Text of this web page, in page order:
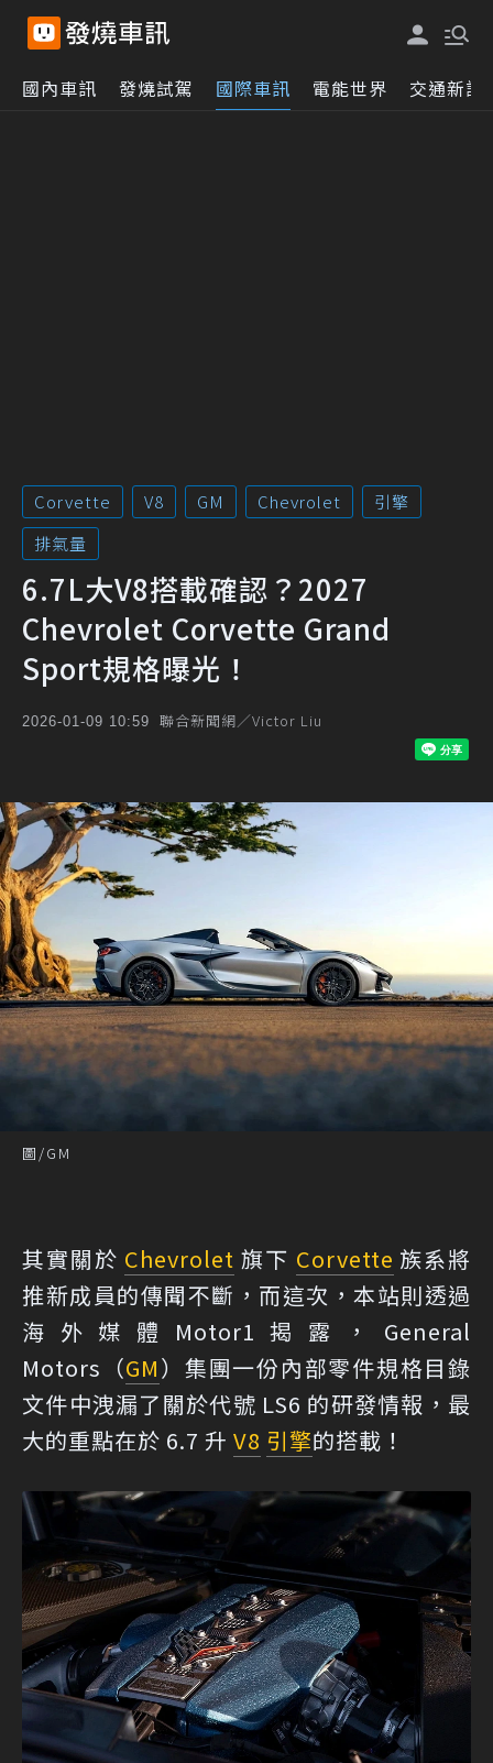
國內車訊 發燒試駕 國際車訊 電能世界 交通新訊
Corvette V8 GM Chevrolet
引擎
排氣量
6.7L大V8搭載確認？2027
Chevrolet Corvette Grand
Sport規格曝光！
2026-01-09 10:59 聯合新聞網／Victor Liu
圖/GM
其實關於 Chevrolet 旗下 Corvette 族系將
推新成員的傳聞不斷，而這次，本站則透過
海外媒體 Motor1 揭露，General
Motors（GM）集團一份內部零件規格目錄
文件中洩漏了關於代號 LS6 的研發情報，最
大的重點在於 6.7 升 V8 引擎的搭載！